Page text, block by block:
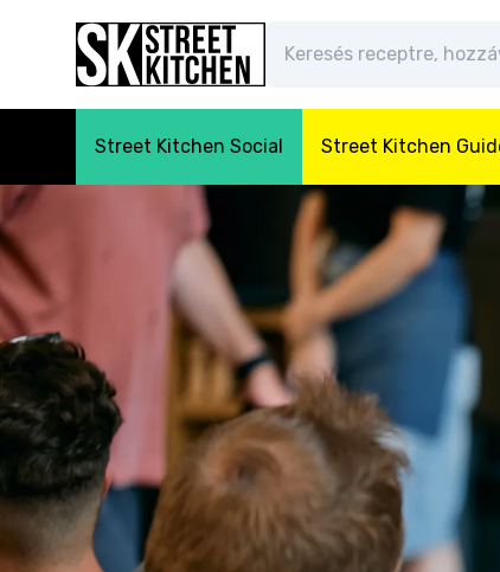
Street Kitchen Social Street Kitchen